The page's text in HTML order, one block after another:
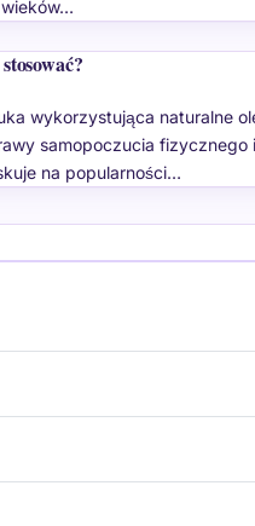
wykorzystująca naturalne
samopoczucia fizycznego i
na popularności…